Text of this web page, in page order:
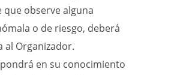
observe alguna
o de riesgo, deberá
al Organizador.
en su conocimiento